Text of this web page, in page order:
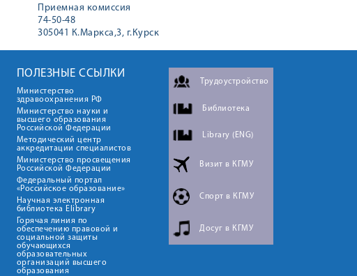
Приемная комиссия
74-50-48
305041 К.Маркса,3, г.Курск
ПОЛЕЗНЫЕ ССЫЛКИ
Министерство
здравоохранения РФ
Министерство науки и
высшего образования
Российской Федерации
Методический центр
аккредитации специалистов
Министерство просвещения
Российской Федерации
Федеральный портал
«Российское образование»
Научная электронная
библиотека Elibrary
Горячая линия по
обеспечению правовой и
социальной защиты
обучающихся
образовательных
организаций высшего
образования
Трудоустройство
Библиотека
Library (ENG)
Визит в КГМУ
Спорт в КГМУ
Досуг в КГМУ